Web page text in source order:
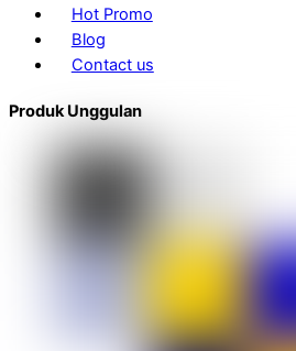
Hot Promo
Blog
Contact us
Produk Unggulan